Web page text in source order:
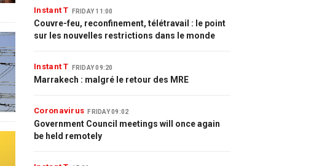
Instant T FRIDAY 11:00
Couvre-feu, reconfinement, télétravail : le point
sur les nouvelles restrictions dans le monde
Instant T FRIDAY 09:20
Marrakech : malgré le retour des MRE
Coronavirus FRIDAY 09:02
Government Council meetings will once again
be held remotely